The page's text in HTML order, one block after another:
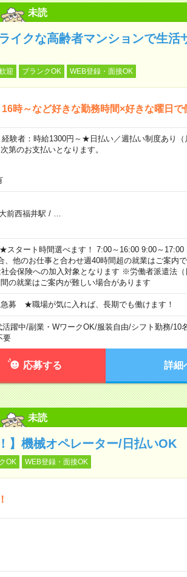
未読
イクな高齢者マンションで生活
迎 ブランクOK WEB登録・面接OK
時～など好きな勤務時間×好きな曜日で
験者：時給1300円～★日払い／週払い制度あり（
第のお支払いとなります。
前西福井駅 /
タート時間選べます！ 7:00～16:00 9:00～17:00
、他のお仕事と合わせ週40時間超の就業はご案内
会保険への加入対象となります ※労働者派遣法
の就業はご案内が難しい場合があります
募 ★職場が気に入れば、長期でも働けます！
活躍中/副業・WワークOK/服装自由/シフト勤務/10
要
応募する 詳細
未読
】機械オペレーター/日払いOK
OK WEB登録・面接OK